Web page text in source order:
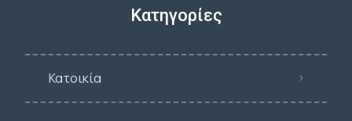
Κατηγορίες
Κατοικία